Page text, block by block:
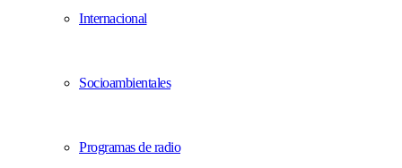
Internacional
Socioambientales
Programas de radio